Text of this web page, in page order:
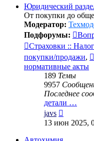
Юридический
От покупки до
Модератор:
Подфорумы:
Страховки ::
покупки/продажи,
нормативные акты
189 Темы
9957
Последнее
детали …
javs
к
13 июн 2025,